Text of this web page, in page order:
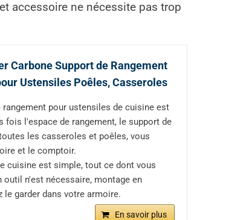
accessoire ne nécessite pas trop
Carbone Support de Rangement
Ustensiles Poêles, Casseroles
pour ustensiles de cuisine est
fois l'espace de rangement, le support de
les casseroles et poêles, vous
et le comptoir.
cuisine est simple, tout ce dont vous
n'est nécessaire, montage en
garder dans votre armoire.
En savoir plus